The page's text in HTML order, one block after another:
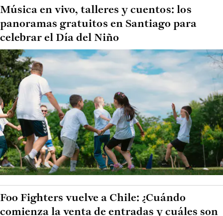
Música en vivo, talleres y cuentos: los
panoramas gratuitos en Santiago para
celebrar el Día del Niño
Foo Fighters vuelve a Chile: ¿Cuándo
comienza la venta de entradas y cuáles son